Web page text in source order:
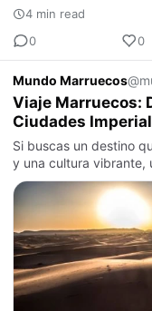
4 min read
0
0
Mundo Marruecos
Viaje Marruecos:
Ciudades
Si buscas un destino
y una cultura vibrante,